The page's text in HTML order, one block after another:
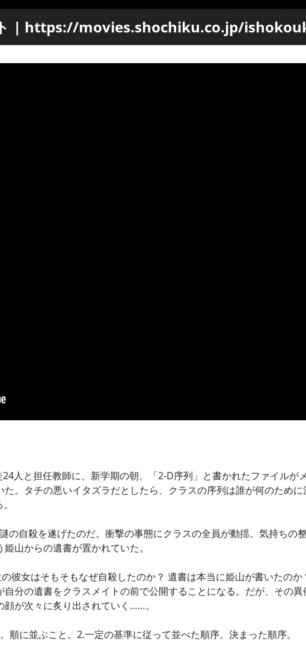
| https://movies.shochiku.co.jp/
人と担任教師に、新学期の朝、「2-D序列」と書かれたファイルが
。タチの悪いイタズラだとしたら、クラスの序列は誰が何のため
の自殺を遂げたのだ。衝撃の事態にクラスの全員が動揺。気持ちの
山からの遺書が置かれていた。
彼女はそもそもなぜ自殺したのか？ 遺書は本当に姫山が書いたの
分の遺書をクラスメイトの前で公開することになる。だが、その
が次々に炙り出されていく……。
順に並ぶこと。2.一定の基準に従って並べた順序。決まった順序。